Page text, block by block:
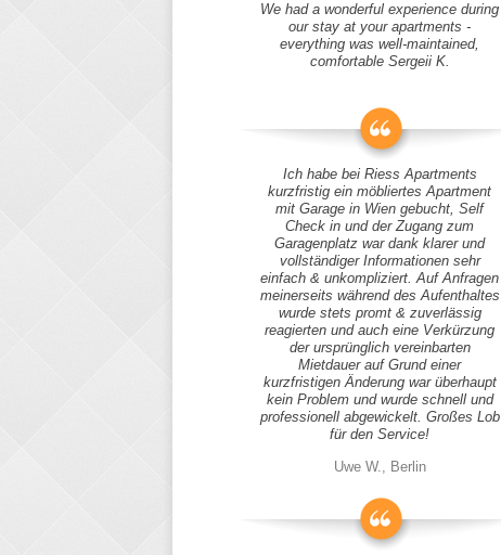
We had a wonderful experience during
our stay at your apartments -
everything was well-maintained,
comfortable Sergeii K.
Ich habe bei Riess Apartments
kurzfristig ein möbliertes Apartment
mit Garage in Wien gebucht, Self
Check in und der Zugang zum
Garagenplatz war dank klarer und
vollständiger Informationen sehr
einfach & unkompliziert. Auf Anfragen
meinerseits während des Aufenthaltes
wurde stets promt & zuverlässig
reagierten und auch eine Verkürzung
der ursprünglich vereinbarten
Mietdauer auf Grund einer
kurzfristigen Änderung war überhaupt
kein Problem und wurde schnell und
professionell abgewickelt. Großes Lob
für den Service!
Uwe W., Berlin